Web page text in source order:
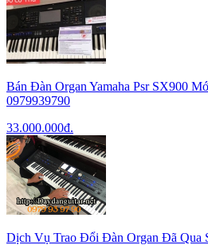
Bán Đàn Organ Yamaha Psr SX900
0979939790
33.000.000đ.
Dịch Vụ Trao Đổi Đàn Organ Đã Qua